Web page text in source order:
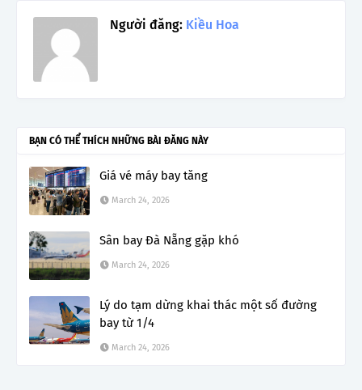
Người đăng: Kiều Hoa
BẠN CÓ THỂ THÍCH NHỮNG BÀI ĐĂNG NÀY
Giá vé máy bay tăng
March 24, 2026
Sân bay Đà Nẵng gặp khó
March 24, 2026
Lý do tạm dừng khai thác một số đường
bay từ 1/4
March 24, 2026